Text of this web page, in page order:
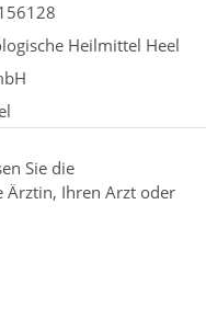
Heilmittel Heel
Sie die
Ärztin, Ihren Arzt oder